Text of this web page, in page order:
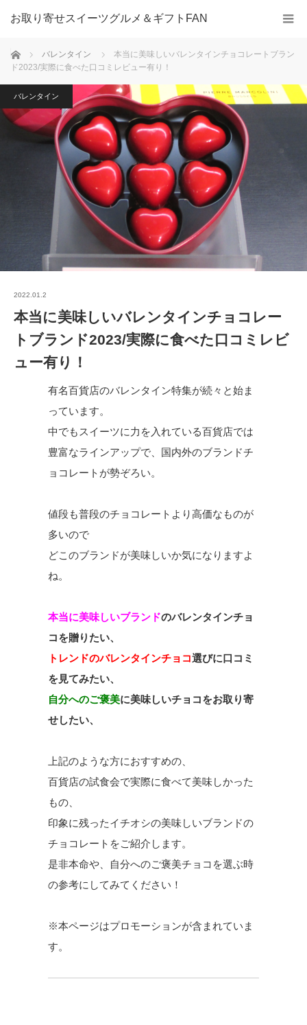
お取り寄せスイーツグルメ＆ギフトFAN
ホーム バレンタイン
本当に美味しいバレンタインチョコレートブラン
ド2023/実際に食べた口コミレビュー有り！
バレンタイン
2022.01.2
本当に美味しいバレンタインチョコレー
トブランド2023/実際に食べた口コミレビ
ュー有り！
有名百貨店のバレンタイン特集が続々と始ま
っています。
中でもスイーツに力を入れている百貨店では
豊富なラインアップで、国内外のブランドチ
ョコレートが勢ぞろい。
値段も普段のチョコレートより高価なものが
多いので
どこのブランドが美味しいか気になりますよ
ね。
本当に美味しいブランドのバレンタインチョ
コを贈りたい、
トレンドのバレンタインチョコ選びに口コミ
を見てみたい、
自分へのご褒美に美味しいチョコをお取り寄
せしたい、
上記のような方におすすめの、
百貨店の試食会で実際に食べて美味しかった
もの、
印象に残ったイチオシの美味しいブランドの
チョコレートをご紹介します。
是非本命や、自分へのご褒美チョコを選ぶ時
の参考にしてみてください！
※本ページはプロモーションが含まれていま
す。